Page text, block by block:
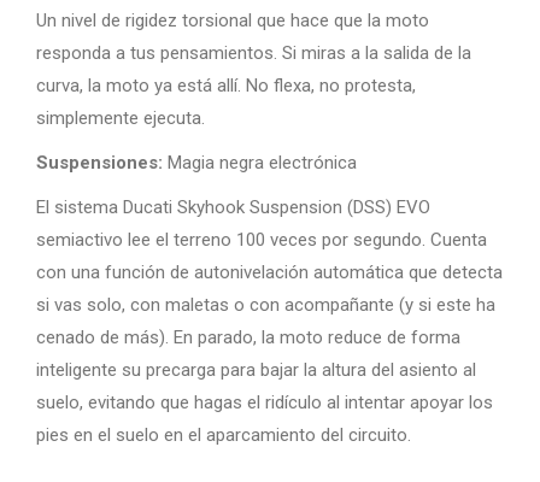
Un nivel de rigidez torsional que hace que la moto
responda a tus pensamientos. Si miras a la salida de la
curva, la moto ya está allí. No flexa, no protesta,
simplemente ejecuta.
Suspensiones: Magia negra electrónica
El sistema Ducati Skyhook Suspension (DSS) EVO
semiactivo lee el terreno 100 veces por segundo. Cuenta
con una función de autonivelación automática que detecta
si vas solo, con maletas o con acompañante (y si este ha
cenado de más). En parado, la moto reduce de forma
inteligente su precarga para bajar la altura del asiento al
suelo, evitando que hagas el ridículo al intentar apoyar los
pies en el suelo en el aparcamiento del circuito.